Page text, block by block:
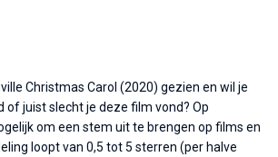
Christmas Carol (2020) gezien en wil je
of juist slecht je deze film vond? Op
om een stem uit te brengen op films en
loopt van 0,5 tot 5 sterren (per halve